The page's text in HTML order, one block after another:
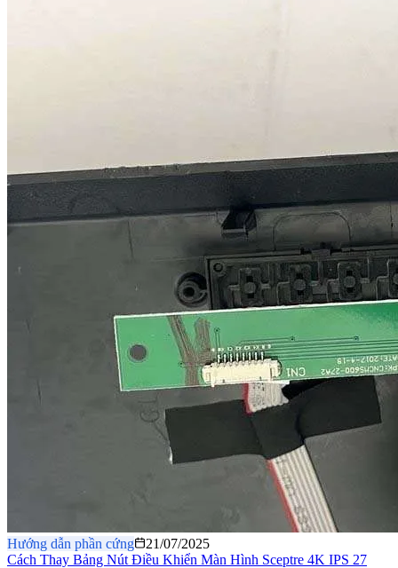
Hướng dẫn phần cứng
21/07/2025
Cách Thay Bảng Nút Điều Khiển Màn Hình Sceptre 4K IPS 27